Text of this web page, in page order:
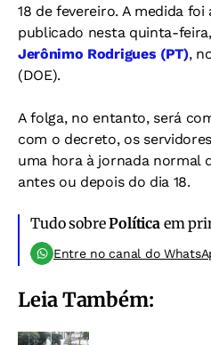
18 de fevereiro. A medida
publicado nesta quinta-
Jerônimo Rodrigues (PT),
(DOE).
A folga, no entanto, será
com o decreto, os
uma hora à jornada normal
antes ou depois do dia 18.
Tudo sobrePolítica em
Entre no canal do
Leia Também: